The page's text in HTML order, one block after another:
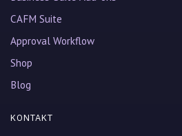
CAFM Suite
Approval Workflow
Shop
Blog
KONTAKT